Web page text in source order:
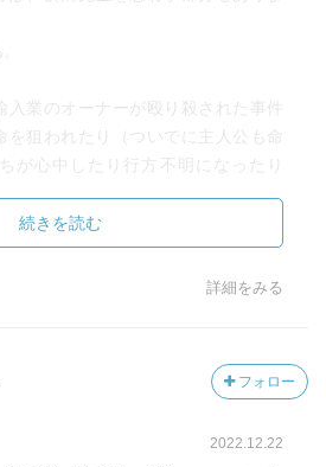
入業のオーナーが殴り殺された事件
を狙われたり（ついでに主人公も命
が心中したり行方不明になったり
ーナーが殺された現場である洋館に
して一族の歴史を辿る必要があっ
波及し、どう風呂敷をたたむのかと
殺人事件の真相としてはあっさり
と思ったら、特になかった。
続きを読む
詳細をみる
フォロー
2022.12.22